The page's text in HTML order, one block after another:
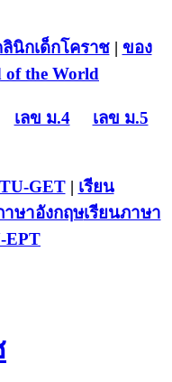
นิกเด็กโคราช| ของ
of the World
เลข ม.4
เลข ม.5
GET| เรียน
าษาอังกฤษเรียนภาษา
EPT